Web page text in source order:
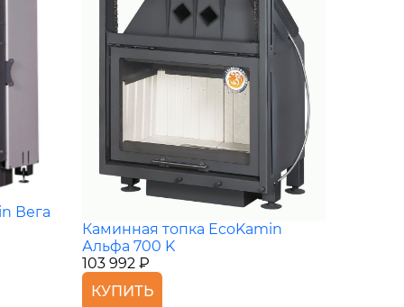
Вега
Каминная топка EcoKamin
Альфа 700 K
103 992 ₽
КУПИТЬ